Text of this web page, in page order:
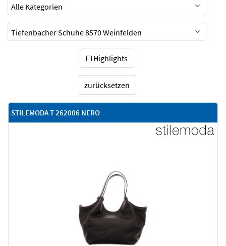
Highlights
zurücksetzen
STILEMODA T 262006 NERO